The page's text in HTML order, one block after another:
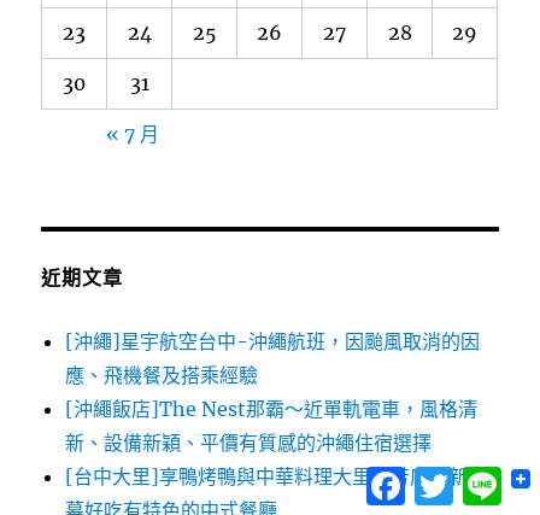
23 24 25 26 27 28 29
30 31
« 7 月
近期文章
[沖繩]星宇航空台中-沖繩航班，因颱風取消的因
應、飛機餐及搭乘經驗
[沖繩飯店]The Nest那霸～近單軌電車，風格清
新、設備新穎、平價有質感的沖繩住宿選擇
[台中大里]享鴨烤鴨與中華料理大里德芳店～新開
幕好吃有特色的中式餐廳
Facebook
Twitter